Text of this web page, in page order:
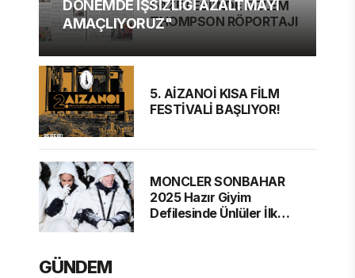
DÖNEMDE İŞSİZLİĞİ AZALTMAYI
AMAÇLIYORUZ"
GAZETESİ'NDE ÖZLEM
THOMPSON RÖPORTAJI
5. AİZANOİ KISA FİLM
FESTİVALİ BAŞLIYOR!
MONCLER SONBAHAR
2025 Hazır Giyim
Defilesinde Ünlüler İlk
GÜNDEM